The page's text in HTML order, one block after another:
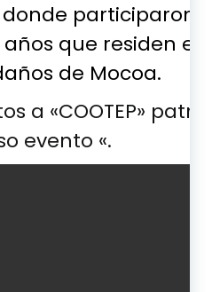
participaron
que residen
de Mocoa.
a «COOTEP»
evento «.